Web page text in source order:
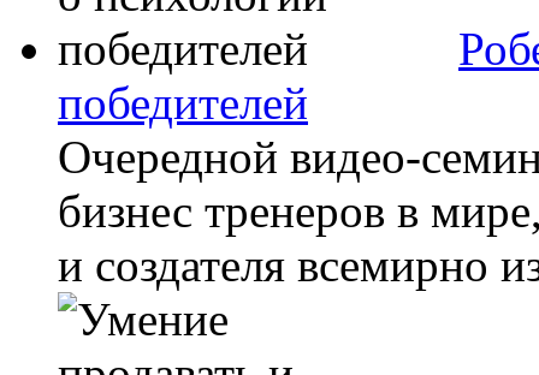
победителей
Очередной видео-
бизнес тренеров в
и создателя всемирно